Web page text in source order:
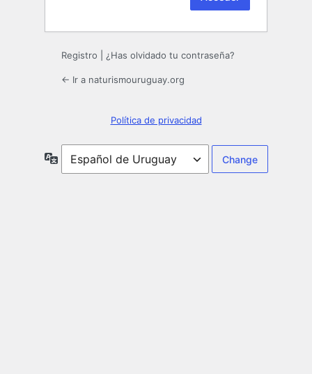
Registro ¿Has olvidado tu contraseña?
← Ir a naturismouruguay.org
Política de privacidad
Idioma